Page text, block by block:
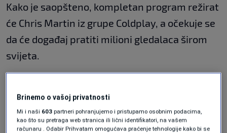
Kako je saopšteno, kompletan program režirat
će Chris Martin iz grupe Coldplay, a očekuje se
da će događaj pratiti milioni gledalaca širom
svijeta.
fudbala
Predsjednik FIFA-e Gianni Infantino istakao je
Brinemo o vašoj privatnosti
Mi i naši 603 partneri pohranjujemo i pristupamo osobnim podacima,
kao što su pretraga web stranica ili lični identifikatori, na vašem
računaru . Odabir Prihvatam omogućava praćenje tehnologije kako bi se